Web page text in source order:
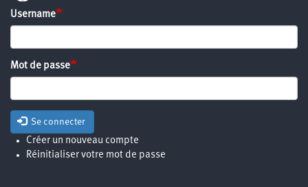
Username
Mot de passe
Se connecter
Créer un nouveau compte
Réinitialiser votre mot de passe